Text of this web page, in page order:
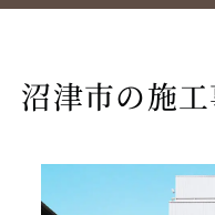
沼津市の施